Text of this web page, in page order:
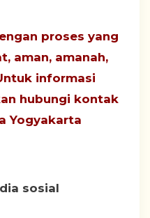
proses yang
aman, amanah,
informasi
hubungi kontak
Yogyakarta
sosial